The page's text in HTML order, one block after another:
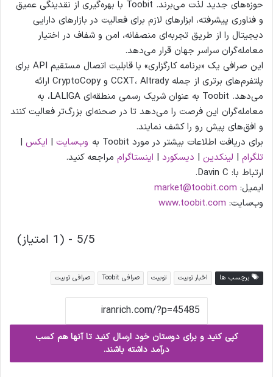
حوزه‌های جدید لذت می‌برند. Toobit با بهره‌گیری از نقدینگی عمیق
و فناوری پیشرفته، ابزارهای لازم برای فعالیت در بازارهای دارایی
دیجیتال را از طریق تجربه‌ای منصفانه، امن و شفاف در اختیار
معامله‌گران سراسر جهان قرار می‌دهد.
این صرافی یک «برنامه کارگزاری» با قابلیت اتصال مستقیم API برای
پلتفرم‌های برتری از جمله CCXT، Altrady و CryptoCopy ارائه
می‌دهد. Toobit به عنوان شریک رسمی منطقه‌ای LALIGA، به
معامله‌گران این فرصت را می‌دهد تا در صحنه‌ای بزرگ‌تر فعالیت کنند
و افق‌های پیش رو را کشف نمایند.
برای دریافت اطلاعات بیشتر در مورد Toobit به
وبسایت | ایکس |
تلگرام | لینکدین | دیسکورد | اینستاگرام مراجعه کنید.
ارتباط با: Davin C.
ایمیل: market@toobit.com
وب‌سایت: www.toobit.com
5/5 - (1 امتیاز)
برچسب ها اخبار توبیت توبیت صرافی Toobit صرافی توبیت
کپی کنید و برای دوستان خود ارسال کنید تا آنها هم کسب
درآمد داشته باشند.